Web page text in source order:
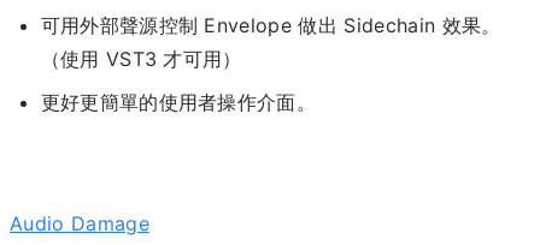
可用外部聲源控制 Envelope 做出 Sidechain 效果。
（使用 VST3 才可用）
更好更簡單的使用者操作介面。
Audio Damage